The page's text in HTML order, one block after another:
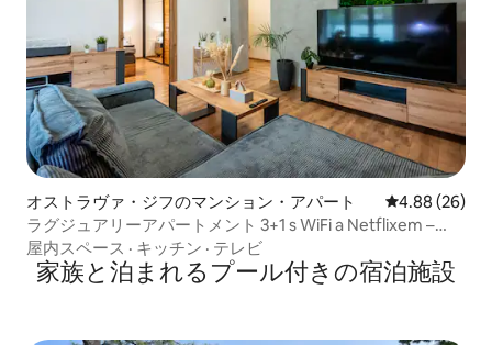
オストラヴァ・ジフのマンション・アパート レビュー26
4.88 (26)
ラグジュアリーアパートメント 3+1 s WiFi a Netflixem –
Ostrava-Jih
屋内スペース · キッチン · テレビ
家族と泊まれるプール付きの宿泊施設